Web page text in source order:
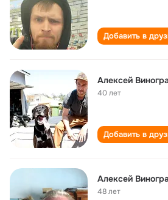
Добавить в
Алексей
40 лет
Добавить в
Алексей
48 лет